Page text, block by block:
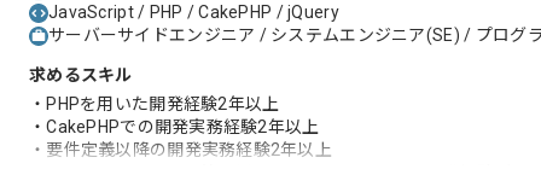
JavaScript / PHP / CakePHP / jQuery
サーバーサイドエンジニア / システムエンジニア(SE) / プログ
求めるスキル
・PHPを用いた開発経験2年以上
・CakePHPでの開発実務経験2年以上
・要件定義以降の開発実務経験2年以上